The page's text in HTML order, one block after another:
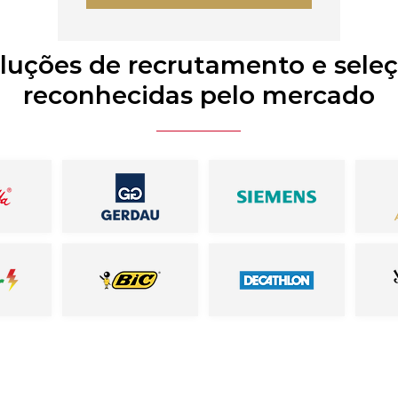
de recrutamento e
reconhecidas pelo mercado